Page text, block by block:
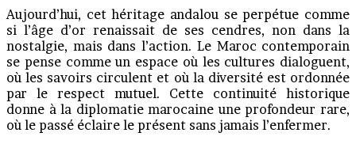
Aujourd’hui, cet héritage andalou se perpétue comme
si l’âge d’or renaissait de ses cendres, non dans la
nostalgie, mais dans l’action. Le Maroc contemporain
se pense comme un espace où les cultures dialoguent,
où les savoirs circulent et où la diversité est ordonnée
par le respect mutuel. Cette continuité historique
donne à la diplomatie marocaine une profondeur rare,
où le passé éclaire le présent sans jamais l’enfermer.